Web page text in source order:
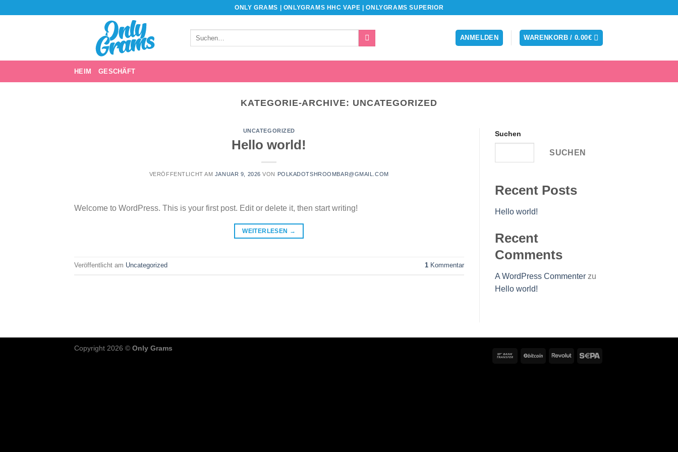
ONLY GRAMS | ONLYGRAMS HHC VAPE | ONLYGRAMS SUPERIOR
ANMELDEN WARENKORB /0.00€
HEIM GESCHÄFT
KATEGORIE-ARCHIVE: UNCATEGORIZED
UNCATEGORIZED
Hello world!
VERÖFFENTLICHT AM JANUAR 9, 2026 VON POLKADOTSHROOMBAR@GMAIL.COM
Welcome to WordPress. This is your first post. Edit or delete it, then start writing!
WEITERLESEN →
Veröffentlicht am Uncategorized 1Kommentar
Suchen
SUCHEN
Recent Posts
Hello world!
Recent
Comments
A WordPress Commenterzu
Hello world!
Copyright 2026 © Only Grams